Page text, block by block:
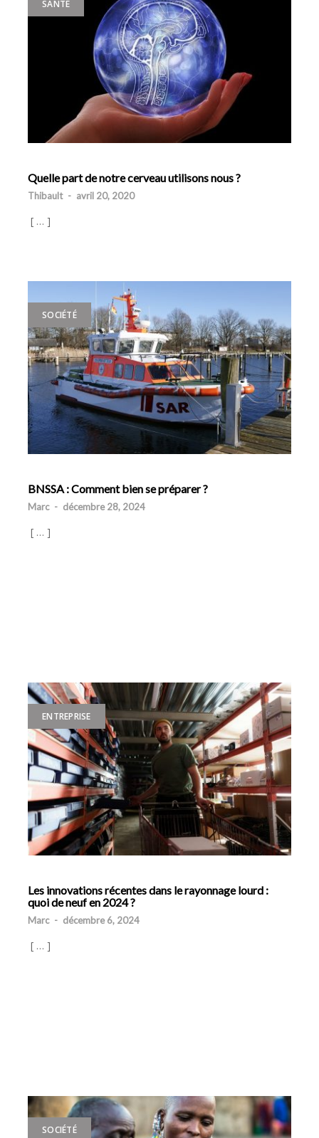
SANTÉ
Quelle part de notre cerveau utilisons nous ?
Thibault - avril 20, 2020
[ … ]
SOCIÉTÉ
BNSSA : Comment bien se préparer ?
Marc - décembre 28, 2024
[ … ]
ENTREPRISE
Les innovations récentes dans le rayonnage lourd :
quoi de neuf en 2024 ?
Marc - décembre 6, 2024
[ … ]
SOCIÉTÉ